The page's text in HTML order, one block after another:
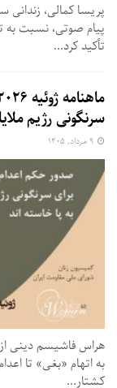
پریسا کمالی،
پیام صوتی، نسبت به
تأکید کرد...
سرنگونی رژیم
هراس فاشیسم دینی از
کشتار...